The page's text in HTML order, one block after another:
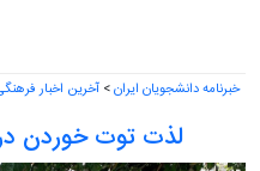
خبرنامه دانشجویان ایران> آخرین اخبار
لذت توت خوردن